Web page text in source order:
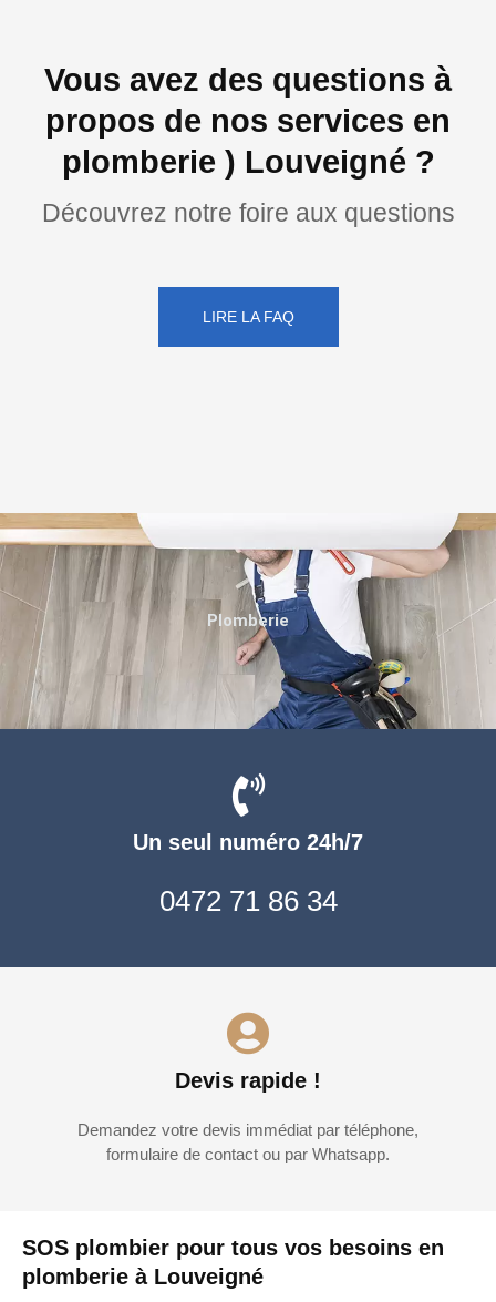
Vous avez des questions à
propos de nos services en
plomberie ) Louveigné ?
Découvrez notre foire aux questions
LIRE LA FAQ
SOS plombier pour tous vos besoins en
plomberie à Louveigné
Un seul numéro 24h/7
0472 71 86 34
Devis rapide !
Demandez votre devis immédiat par téléphone,
formulaire de contact ou par Whatsapp.
Plomberie